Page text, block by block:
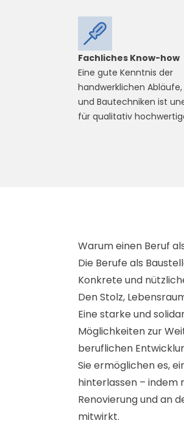
Fachliches Know-how
Eine gute Kenntnis der
handwerklichen
und Bautechniken ist
für qualitativ
Warum einen Beruf
Die Berufe als
Konkrete und
Den Stolz,
Eine starke und
Möglichkeiten zur
beruflichen
Sie ermöglichen es,
hinterlassen – indem
Renovierung und an
mitwirkt.